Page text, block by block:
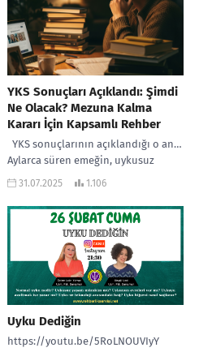
YKS Sonuçları Açıklandı: Şimdi
Ne Olacak? Mezuna Kalma
Kararı İçin Kapsamlı Rehber
YKS sonuçlarının açıklandığı o an…
Aylarca süren emeğin, uykusuz
gecelerin ve sayısız denemenin tek
31.07.2025 1.106
Uyku Dediğin
https://youtu.be/5RoLNOUVIyY